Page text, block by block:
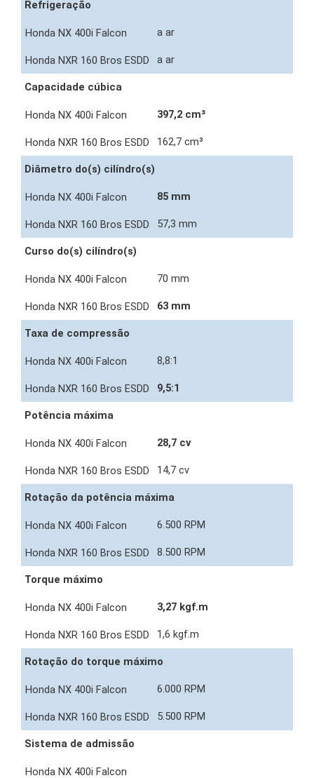
Refrigeração
a ar
a ar
Capacidade cúbica
397,2 cm³
162,7 cm³
Diâmetro do(s) cilíndro(s)
85 mm
57,3 mm
Curso do(s) cilíndro(s)
70 mm
63 mm
Taxa de compressão
8,8:1
9,5:1
Potência máxima
28,7 cv
14,7 cv
Rotação da potência máxima
6.500 RPM
8.500 RPM
Torque máximo
3,27 kgf.m
1,6 kgf.m
Rotação do torque máximo
6.000 RPM
5.500 RPM
Sistema de admissão